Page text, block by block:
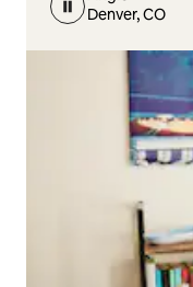
Denver, CO